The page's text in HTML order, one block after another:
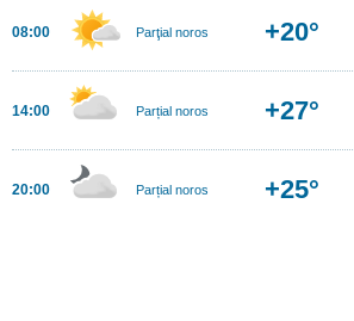
08:00 Parţial noros +20°
14:00 Parțial noros +27°
20:00 Parțial noros +25°